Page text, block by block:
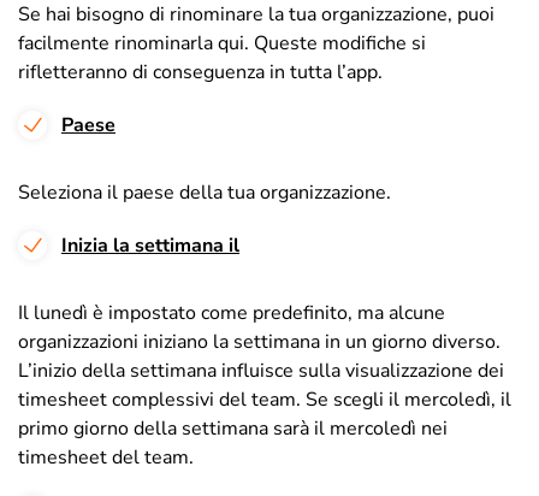
Se hai bisogno di rinominare la tua organizzazione, puoi
facilmente rinominarla qui. Queste modifiche si
rifletteranno di conseguenza in tutta l’app.
Paese
Seleziona il paese della tua organizzazione.
Inizia la settimana il
Il lunedì è impostato come predefinito, ma alcune
organizzazioni iniziano la settimana in un giorno diverso.
L’inizio della settimana influisce sulla visualizzazione dei
timesheet complessivi del team. Se scegli il mercoledì, il
primo giorno della settimana sarà il mercoledì nei
timesheet del team.